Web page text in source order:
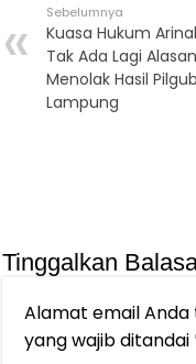
Sebelumnya
Kuasa Hukum
Tak Ada Lagi
Menolak Hasil Pilgub
Lampung
Tinggalkan
Alamat email Anda
yang wajib ditandai